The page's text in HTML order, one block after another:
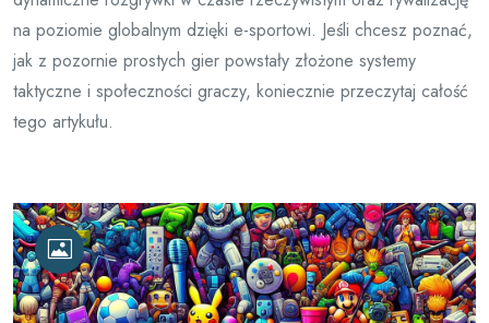
na poziomie globalnym dzięki e-sportowi. Jeśli chcesz poznać,
jak z pozornie prostych gier powstały złożone systemy
taktyczne i społeczności graczy, koniecznie przeczytaj całość
tego artykułu.